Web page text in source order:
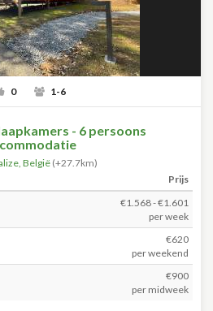
0 1-6
- 6 persoons
, België (+27.7km)
Prijs
€1.568 - €1.601
per week
€620
per weekend
€900
per midweek